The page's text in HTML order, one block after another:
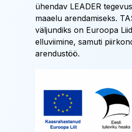
ühendav LEADER
maaelu arendamiseks.
väljundiks on Euroopa
elluviimine, samuti
arendustöö.